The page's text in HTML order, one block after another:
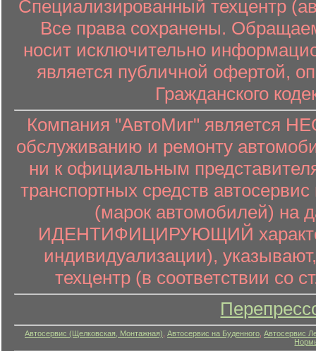
Специализированный техцентр
Все права сохранены.
носит исключительно
является публичной офертой,
Гражданского
Компания "АвтоМиг" является
обслуживанию и ремонту
ни к официальным
транспортных средств
(марок автомобилей) на
ИДЕНТИФИЦИРУЮЩИЙ характер
индивидуализации),
техцентр (в соответствии со
Автосервис (Щелковская, Монтажная) Автосервис на Буденного Автосервис